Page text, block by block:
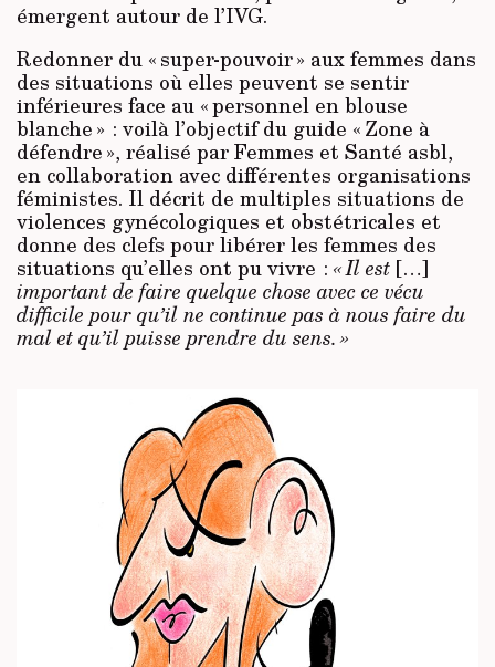
émergent autour de l’IVG.
Redonner du « super-pouvoir » aux femmes dans
des situations où elles peuvent se sentir
inférieures face au « personnel en blouse
blanche » : voilà l’objectif du guide « Zone à
défendre », réalisé par Femmes et Santé asbl,
en collaboration avec différentes organisations
féministes. Il décrit de multiples situations de
violences gynécologiques et obstétricales et
donne des clefs pour libérer les femmes des
situations qu’elles ont pu vivre : « Il est […]
important de faire quelque chose avec ce vécu
difficile pour qu’il ne continue pas à nous faire du
mal et qu’il puisse prendre du sens. »